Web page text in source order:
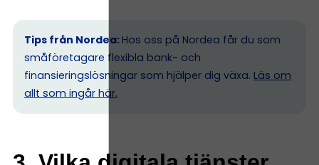
Tips från Nordea: Hos oss på Nordea får du som
småföretagare flexibla bank- och
finansieringslösningar som hjälper dig växa. Läs om
allt som ingår här.